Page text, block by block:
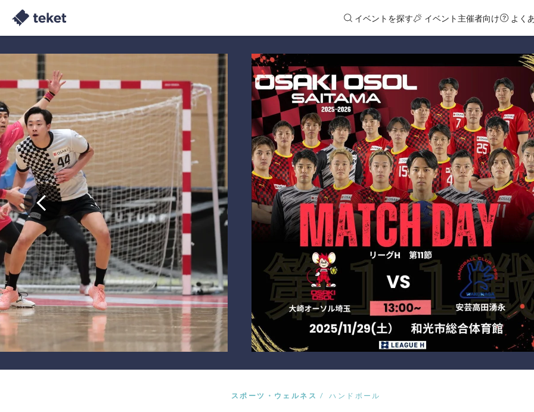
イベントを探す イベント主催者向け よく
スポーツ・ウェルネス ハンドボール